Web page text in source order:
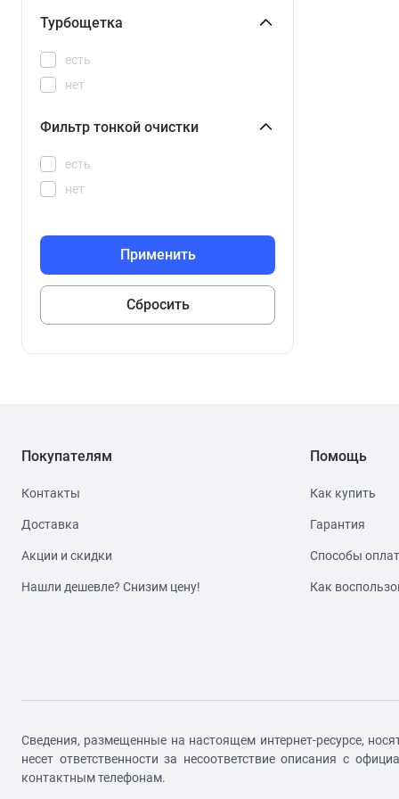
Турбощетка
есть
нет
Фильтр тонкой очистки
есть
нет
Покупателям
Контакты
Доставка
Акции и скидки
Нашли дешевле? Снизим цену!
Помощь
Как купить
Гарантия
Способы
Как
Сведения, размещенные на настоящем интернет-ресурсе,
несет ответственности за несоответствие описания с
контактным телефонам.